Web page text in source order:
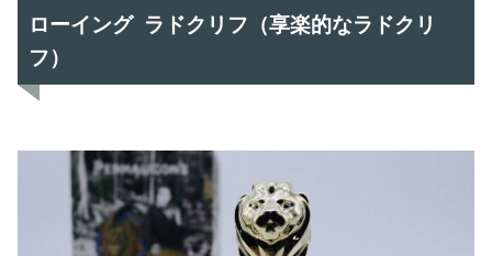
ローイング ラドクリフ（享楽的なラドクリ
フ）